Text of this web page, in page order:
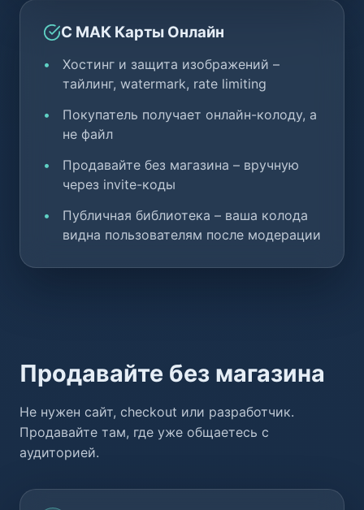
С МАК Карты Онлайн
Хостинг и защита изображений –
тайлинг, watermark, rate limiting
Покупатель получает онлайн-колоду, а
не файл
Продавайте без магазина – вручную
через invite-коды
Публичная библиотека – ваша колода
видна пользователям после модерации
Продавайте без магазина
Не нужен сайт, checkout или разработчик.
Продавайте там, где уже общаетесь с
аудиторией.